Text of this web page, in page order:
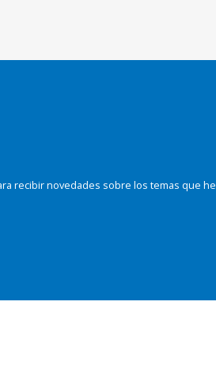
recibir novedades sobre los temas que he